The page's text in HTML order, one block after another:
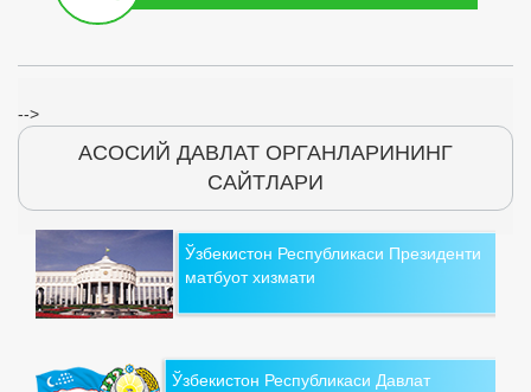
-->
АСОСИЙ ДАВЛАТ ОРГАНЛАРИНИНГ
САЙТЛАРИ
Ўзбекистон Республикаси Президенти
матбуот хизмати
Ўзбекистон Республикаси Давлат